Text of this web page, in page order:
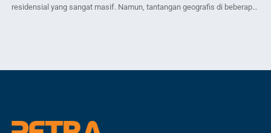
residensial yang sangat masif. Namun, tantangan geografis di beberapa